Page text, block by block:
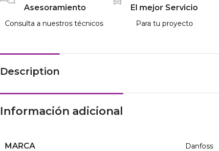
Asesoramiento
Consulta a nuestros técnicos
El mejor Servicio
Para tu proyecto
Description
Información adicional
MARCA Danfoss